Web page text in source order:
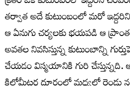
తర్వాత అదే కుటుంబంలో మరో
ఆ ఏనుగు చర్యలకు భయపడి ఆ
అవతల నివసిస్తున్న కుటుంబాన్ని
చేయడం విస్మయానికి గురి